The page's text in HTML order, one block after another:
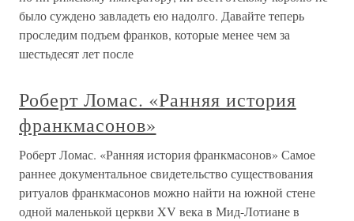
было суждено завладеть ею надолго. Давайте теперь
проследим подъем франков, которые менее чем за
шестьдесят лет после
Роберт Ломас. «Ранняя история
франкмасонов»
Роберт Ломас. «Ранняя история франкмасонов» Самое
раннее документальное свидетельство существования
ритуалов франкмасонов можно найти на южной стене
одной маленькой церкви XV века в Мид-Лотиане в